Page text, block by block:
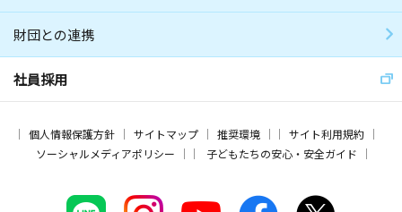
財団との連携
社員採用
個人情報保護方針 サイトマップ 推奨環境
サイト利用規約
ソーシャルメディアポリシー
子どもたちの安心・安全ガイド